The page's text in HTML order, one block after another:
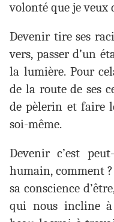
volonté que je
Devenir tire ses
vers, passer d’un
la lumière. Pour
de la route de ses
de pèlerin et faire
soi-même.
Devenir c’est
humain, comment
sa conscience
qui nous incline